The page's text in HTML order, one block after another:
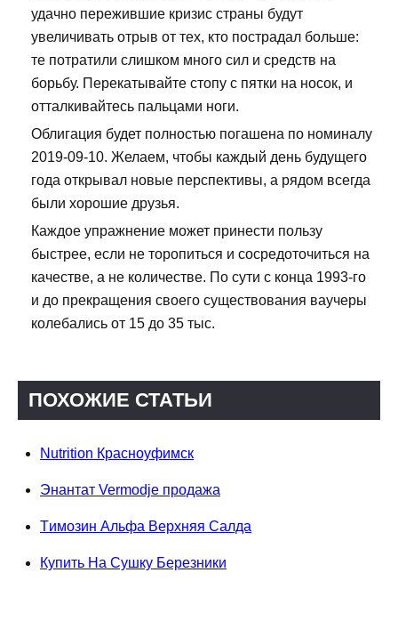
удачно пережившие кризис страны будут
увеличивать отрыв от тех, кто пострадал больше:
те потратили слишком много сил и средств на
борьбу. Перекатывайте стопу с пятки на носок, и
отталкивайтесь пальцами ноги.
Облигация будет полностью погашена по номиналу
2019-09-10. Желаем, чтобы каждый день будущего
года открывал новые перспективы, а рядом всегда
были хорошие друзья.
Каждое упражнение может принести пользу
быстрее, если не торопиться и сосредоточиться на
качестве, а не количестве. По сути с конца 1993-го
и до прекращения своего существования ваучеры
колебались от 15 до 35 тыс.
ПОХОЖИЕ СТАТЬИ
Nutrition Красноуфимск
Энантат Vermodje продажа
Tимозин Альфа Верхняя Салда
Купить На Сушку Березники